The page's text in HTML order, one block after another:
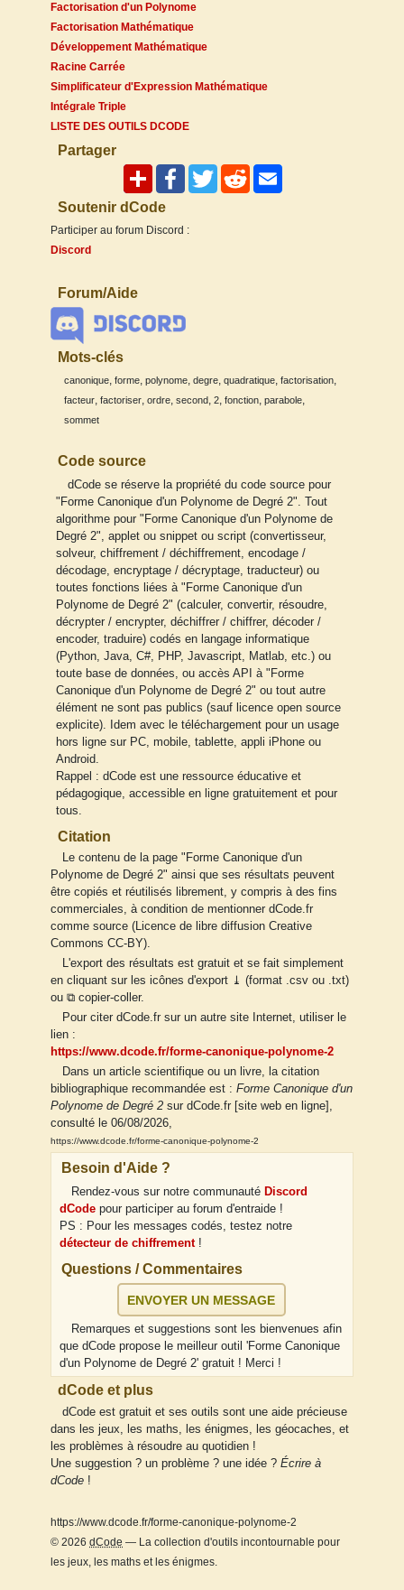
Factorisation d'un Polynome
Factorisation Mathématique
Développement Mathématique
Racine Carrée
Simplificateur d'Expression Mathématique
Intégrale Triple
LISTE DES OUTILS DCODE
Partager
Soutenir dCode
Participer au forum Discord :
Discord
Forum/Aide
Mots-clés
canonique, forme, polynome, degre, quadratique, factorisation,
facteur, factoriser, ordre, second, 2, fonction, parabole,
sommet
Code source
dCode se réserve la propriété du code source pour
"Forme Canonique d'un Polynome de Degré 2". Tout
algorithme pour "Forme Canonique d'un Polynome de
Degré 2", applet ou snippet ou script (convertisseur,
solveur, chiffrement / déchiffrement, encodage /
décodage, encryptage / décryptage, traducteur) ou
toutes fonctions liées à "Forme Canonique d'un
Polynome de Degré 2" (calculer, convertir, résoudre,
décrypter / encrypter, déchiffrer / chiffrer, décoder /
encoder, traduire) codés en langage informatique
(Python, Java, C#, PHP, Javascript, Matlab, etc.) ou
toute base de données, ou accès API à "Forme
Canonique d'un Polynome de Degré 2" ou tout autre
élément ne sont pas publics (sauf licence open source
explicite). Idem avec le téléchargement pour un usage
hors ligne sur PC, mobile, tablette, appli iPhone ou
Android.
Rappel : dCode est une ressource éducative et
pédagogique, accessible en ligne gratuitement et pour
tous.
Citation
Le contenu de la page "Forme Canonique d'un
Polynome de Degré 2" ainsi que ses résultats peuvent
être copiés et réutilisés librement, y compris à des fins
commerciales, à condition de mentionner dCode.fr
comme source (Licence de libre diffusion Creative
Commons CC-BY).
L'export des résultats est gratuit et se fait simplement
en cliquant sur les icônes d'export ⤓ (format .csv ou .txt)
ou ⧉ copier-coller.
Pour citer dCode.fr sur un autre site Internet, utiliser le
lien :
https://www.dcode.fr/forme-canonique-polynome-2
Dans un article scientifique ou un livre, la citation
bibliographique recommandée est : Forme Canonique d'un
Polynome de Degré 2 sur dCode.fr [site web en ligne],
consulté le 06/08/2026,
https://www.dcode.fr/forme-canonique-polynome-2
Besoin d'Aide ?
Rendez-vous sur notre communauté Discord
dCode pour participer au forum d'entraide !
PS : Pour les messages codés, testez notre
détecteur de chiffrement!
Questions / Commentaires
ENVOYER UN MESSAGE
Remarques et suggestions sont les bienvenues afin
que dCode propose le meilleur outil 'Forme Canonique
d'un Polynome de Degré 2' gratuit ! Merci !
dCode et plus
dCode est gratuit et ses outils sont une aide précieuse
dans les jeux, les maths, les énigmes, les géocaches, et
les problèmes à résoudre au quotidien !
Une suggestion ? un problème ? une idée ? Écrire à
dCode !
https://www.dcode.fr/forme-canonique-polynome-2
© 2026 dCode — La collection d'outils incontournable pour
les jeux, les maths et les énigmes.